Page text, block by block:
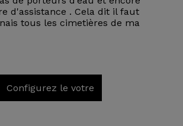
d'assistance . Cela dit il faut
tous les cimetières de ma
Configurez le votre